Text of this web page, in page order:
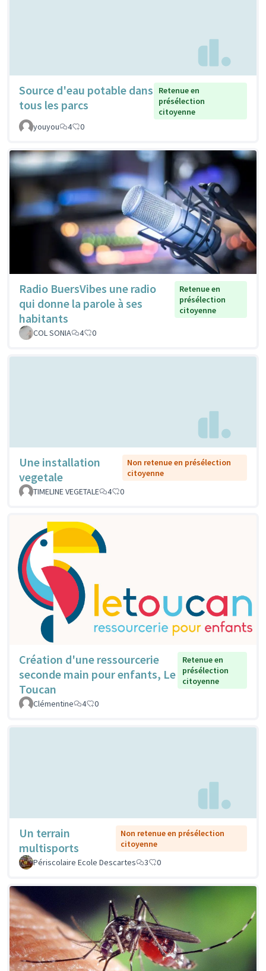
Source d'eau potable dans
tous les parcs
Retenue en
présélection
citoyenne
youyou
4 0
Radio BuersVibes une radio
qui donne la parole à ses
habitants
Retenue en
présélection
citoyenne
COL SONIA 4 0
Une installation
vegetale
Non retenue en présélection
citoyenne
TIMELINE VEGETALE
4 0
Création d'une ressourcerie
seconde main pour enfants, Le
Toucan
Retenue en
présélection
citoyenne
Clémentine 4 0
Un terrain
multisports
Non retenue en présélection
citoyenne
Périscolaire Ecole Descartes
3 0